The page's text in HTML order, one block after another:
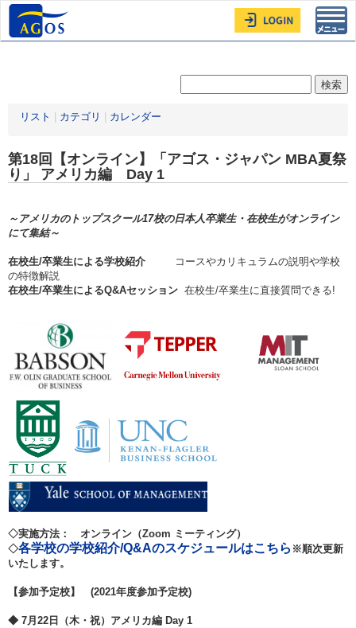
リスト カテゴリ カレンダー
第18回【オンライン】「アゴス・ジャパン MBA夏祭
り」 アメリカ編 Day 1
～アメリカのトップスクール17校の日本人卒業生・在校生がオンライン
にて集結～
在校生/卒業生による学校紹介 コースやカリキュラムの説明や学校
の特徴解説
在校生/卒業生によるQ&Aセッション 在校生/卒業生に直接質問できる!
◇実施方法： オンライン（Zoom ミーティング）
◇各学校の学校紹介/Q&Aのスケジュールはこちら ※順次更新
いたします。
【参加予定校】 (2021年度参加予定校)
◆ 7月22日（木・祝）アメリカ編 Day 1